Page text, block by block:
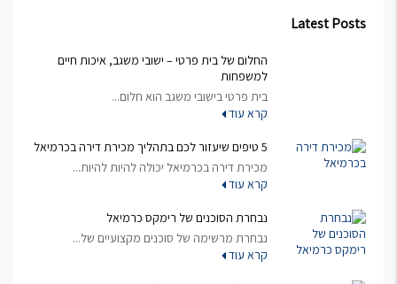
Latest Posts
החלום של בית פרטי – ישובי משגב, איכות חיים
למשפחות
בית פרטי בישובי משגב הוא חלום...
קרא עוד
5 טיפים שיעזור לכם בתהליך מכירת דירה בכרמיאל
מכירת דירה בכרמיאל יכולה להיות להיות...
קרא עוד
נבחרת הסוכנים של רימקס כרמיאל
נבחרת מרשימה של סוכנים מקצועיים של...
קרא עוד